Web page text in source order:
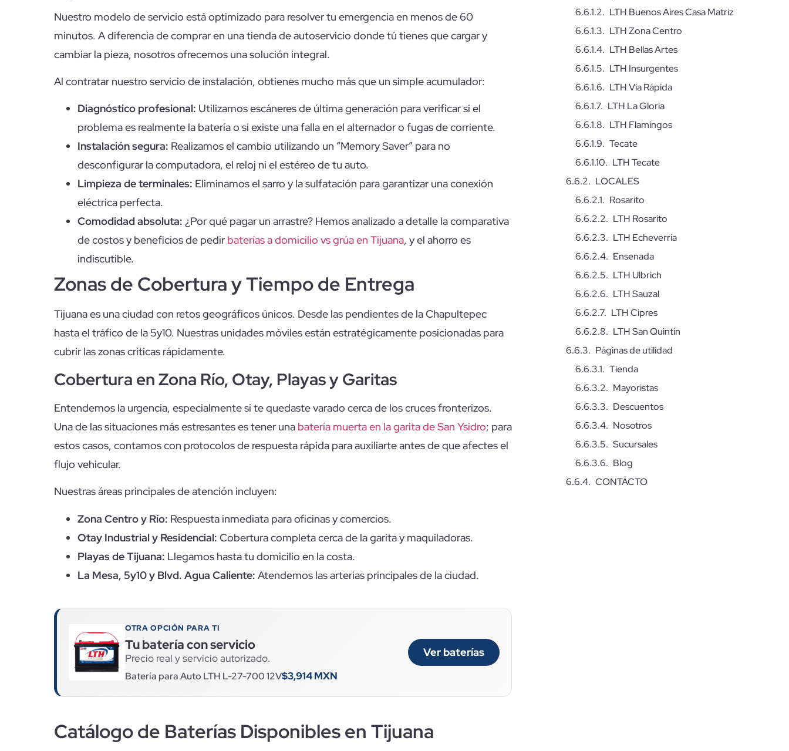
Nuestro modelo de servicio está optimizado para resolver tu emergencia en menos de 60
minutos. A diferencia de comprar en una tienda de autoservicio donde tú tienes que cargar y
cambiar la pieza, nosotros ofrecemos una solución integral.
Al contratar nuestro servicio de instalación, obtienes mucho más que un simple acumulador:
Diagnóstico profesional: Utilizamos escáneres de última generación para verificar si el
problema es realmente la batería o si existe una falla en el alternador o fugas de corriente.
Instalación segura: Realizamos el cambio utilizando un “Memory Saver” para no
desconfigurar la computadora, el reloj ni el estéreo de tu auto.
Limpieza de terminales: Eliminamos el sarro y la sulfatación para garantizar una conexión
eléctrica perfecta.
Comodidad absoluta: ¿Por qué pagar un arrastre? Hemos analizado a detalle la comparativa
de costos y beneficios de pedir baterías a domicilio vs grúa en Tijuana, y el ahorro es
indiscutible.
Zonas de Cobertura y Tiempo de Entrega
Tijuana es una ciudad con retos geográficos únicos. Desde las pendientes de la Chapultepec
hasta el tráfico de la 5y10. Nuestras unidades móviles están estratégicamente posicionadas para
cubrir las zonas críticas rápidamente.
Cobertura en Zona Río, Otay, Playas y Garitas
Entendemos la urgencia, especialmente si te quedaste varado cerca de los cruces fronterizos.
Una de las situaciones más estresantes es tener una batería muerta en la garita de San Ysidro; para
estos casos, contamos con protocolos de respuesta rápida para auxiliarte antes de que afectes el
flujo vehicular.
Nuestras áreas principales de atención incluyen:
Zona Centro y Río: Respuesta inmediata para oficinas y comercios.
Otay Industrial y Residencial: Cobertura completa cerca de la garita y maquiladoras.
Playas de Tijuana: Llegamos hasta tu domicilio en la costa.
La Mesa, 5y10 y Blvd. Agua Caliente: Atendemos las arterias principales de la ciudad.
OTRA OPCIÓN PARA TI
Tu batería con servicio
Precio real y servicio autorizado.
Batería para Auto LTH L-27-700 12V$3,914 MXN
Ver baterías
Catálogo de Baterías Disponibles en Tijuana
LTH Buenos Aires Casa Matriz
LTH Zona Centro
LTH Bellas Artes
LTH Insurgentes
LTH Via Rápida
LTH La Gloria
LTH Flamingos
Tecate
LTH Tecate
LOCALES
Rosarito
LTH Rosarito
LTH Echeverría
Ensenada
LTH Ulbrich
LTH Sauzal
LTH Cipres
LTH San Quintín
Páginas de utilidad
Tienda
Mayoristas
Descuentos
Nosotros
Sucursales
Blog
CONTÁCTO